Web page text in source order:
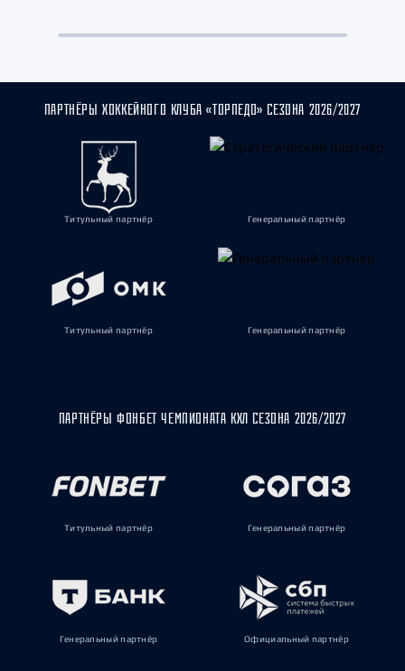
ПАРТНЁРЫ ХОККЕЙНОГО КЛУБА «ТОРПЕДО» СЕЗОНА 2026/2027
Титульный партнёр Генеральный партнёр
Титульный партнёр Генеральный партнёр
ПАРТНЁРЫ ФОНБЕТ ЧЕМПИОНАТА КХЛ СЕЗОНА 2026/2027
Титульный партнёр Генеральный партнёр
Генеральный партнёр Официальный партнёр